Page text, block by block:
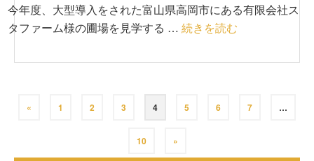
今年度、大型導入をされた富山県高岡市にある有限会社ス
タファーム様の圃場を見学する … 続きを読む
« 1 2 3 4 5 6 7 …
10 »